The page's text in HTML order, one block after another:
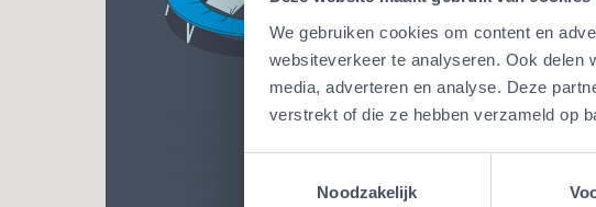
We gebruiken cookies om content en
websiteverkeer te analyseren. Ook delen
media, adverteren en analyse. Deze
verstrekt of die ze hebben verzameld op
Noodzakelijk
Vakwerk Plus
Schadegarantie
Vakwerk
Bij Vakwerk Plus-